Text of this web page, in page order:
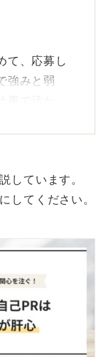
て、応募し
強みと弱
で活か
の会社で働
よう
疑問文だ
だけを載
しています。
してください。